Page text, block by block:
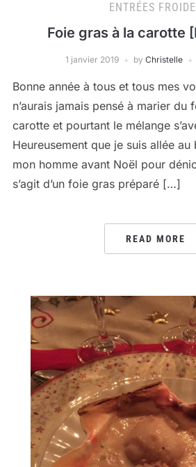
ENTRÉES
Foie gras à la carotte
1 janvier 2019 by Christelle
Bonne année à tous et tous mes
n’aurais jamais pensé à marier du
carotte et pourtant le mélange
Heureusement que je suis allée
mon homme avant Noël pour
s’agit d’un foie gras préparé […]
READ MORE